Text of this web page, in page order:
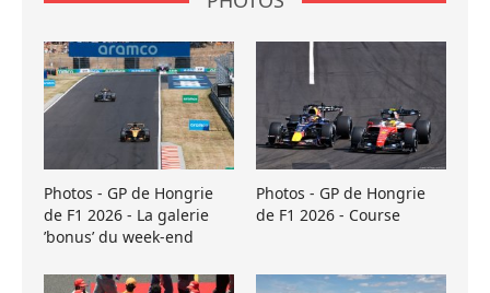
Photos - GP de Hongrie
de F1 2026 - La galerie
’bonus’ du week-end
Photos - GP de Hongrie
de F1 2026 - Course